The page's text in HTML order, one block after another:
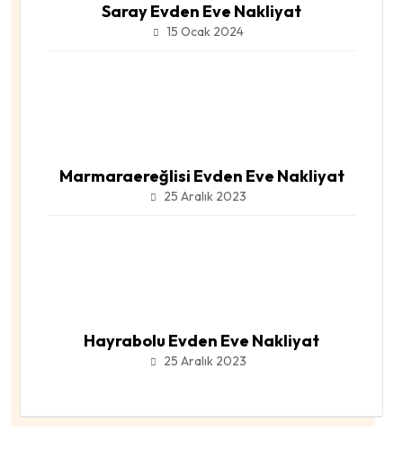
Saray Evden Eve Nakliyat
15 Ocak 2024
Marmaraereğlisi Evden Eve Nakliyat
25 Aralık 2023
Hayrabolu Evden Eve Nakliyat
25 Aralık 2023